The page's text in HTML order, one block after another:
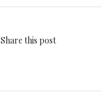
Share this post